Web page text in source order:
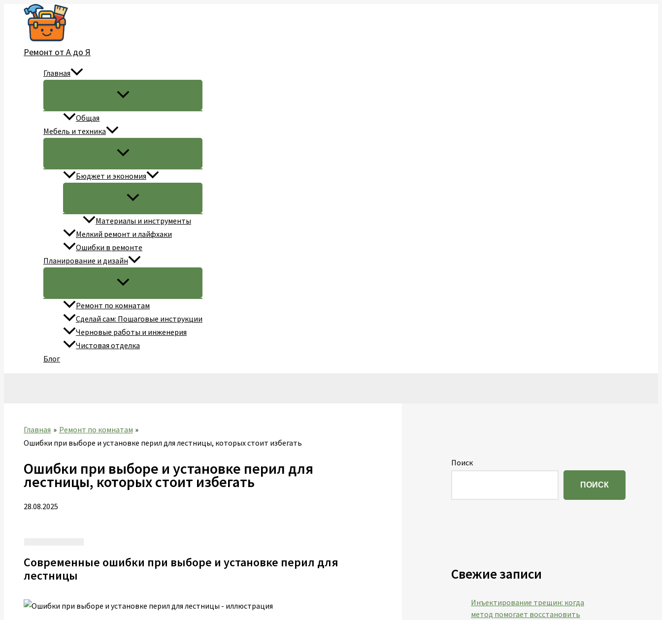
Перейти
содержимому
Ремонт от А до Я
Главная
Общая
Мебель и техника
Бюджет и экономия
Материалы и инструменты
Мелкий ремонт и лайфхаки
Ошибки в ремонте
Планирование и дизайн
Ремонт по комнатам
Сделай сам: Пошаговые инструкции
Черновые работы и инженерия
Чистовая отделка
Блог
Главная
Ремонт по комнатам
Ошибки при выборе и установке перил для лестницы, которых стоит избегать
Ошибки при выборе и установке перил для
лестницы, которых стоит избегать
28.08.2025
Современные ошибки при выборе и установке перил для
лестницы
Поиск
ПОИСК
Свежие записи
Инъектирование трещин: когда
метод помогает восстановить